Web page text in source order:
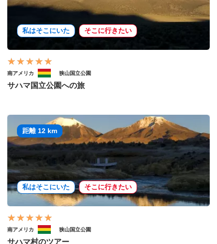
私はそこにいた そこに行きたい
南アメリカ 狭山国立公園
サハマ国立公園への旅
距離 12 km
私はそこにいた そこに行きたい
南アメリカ 狭山国立公園
サハマ村のツアー